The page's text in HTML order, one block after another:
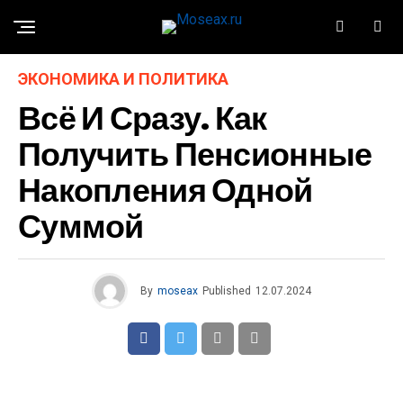
ЭКОНОМИКА И ПОЛИТИКА
Всё И Сразу. Как
Получить Пенсионные
Накопления Одной
Суммой
By moseax Published 12.07.2024